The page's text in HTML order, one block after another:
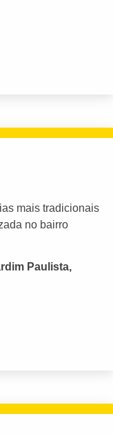
mais tradicionais
no bairro
Paulista,